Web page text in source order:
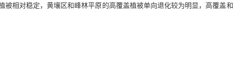
相对稳定，黄壤区和峰林平原的高覆盖植被单向退化较为明显，高覆盖和